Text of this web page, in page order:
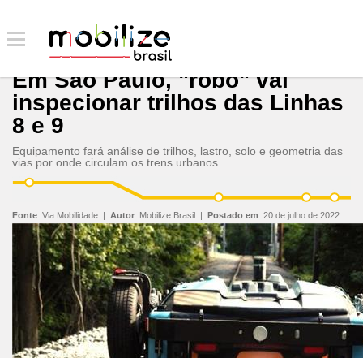
Em São Paulo, "robô" vai
inspecionar trilhos das Linhas
8 e 9
Equipamento fará análise de trilhos, lastro, solo e geometria das
vias por onde circulam os trens urbanos
Fonte: Via Mobilidade | Autor: Mobilize Brasil | Postado em: 20 de julho de 2022